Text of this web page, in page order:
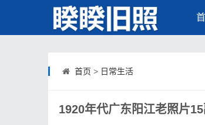
首页 > 日常生活
1920年代广东阳江老照片